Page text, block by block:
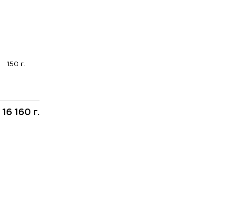
150 г.
16 160 г.